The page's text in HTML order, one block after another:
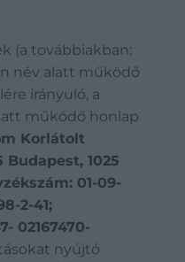
(a továbbiakban:
név alatt működő
irányuló, a
működő honlap
Korlátolt
Budapest, 1025
01-09-
2-41;
02167470-
nyújtó